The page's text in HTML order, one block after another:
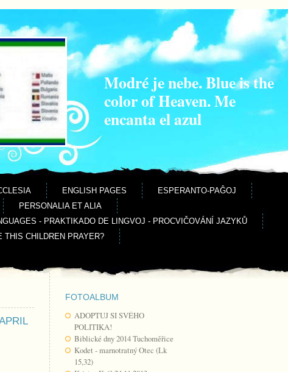
Modré je nebe. Blue is the
color of Heaven. Me
encanta el azul
ENGLISH PAGES
ESPERANTO-PAĜOJ
PERSONALIA ET ALIA
- PRAKTIKADO DE LINGVOJ - PROCVIČOVÁNÍ JAZYKŮ
THIS CHILDREN PRAYER?
FOTOALBUM
ADOPTUJ SI SVÉHO
POLITIKA!
Biblické dny 2014 Tuchoměřice
Kodet - marnotratný Otec (Lk
15,32)